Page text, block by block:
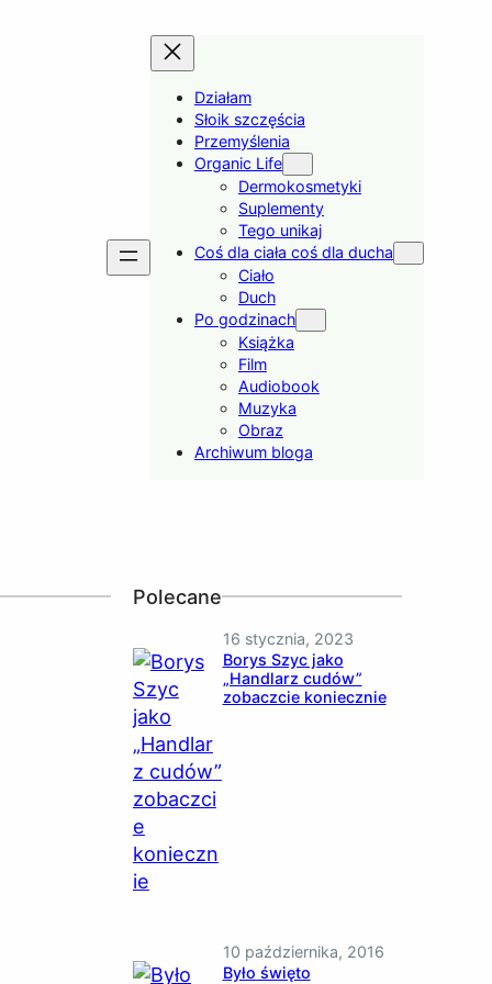
Działam
Słoik szczęścia
Przemyślenia
Organic Life
Dermokosmetyki
Suplementy
Tego unikaj
Coś dla ciała coś dla ducha
Ciało
Duch
Po godzinach
Książka
Film
Audiobook
Muzyka
Obraz
Archiwum bloga
Polecane
16 stycznia, 2023
Borys Szyc jako
„Handlarz cudów”
zobaczcie koniecznie
10 października, 2016
Było święto